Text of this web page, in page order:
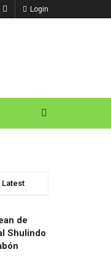
Login
Latest
de
Shulindo